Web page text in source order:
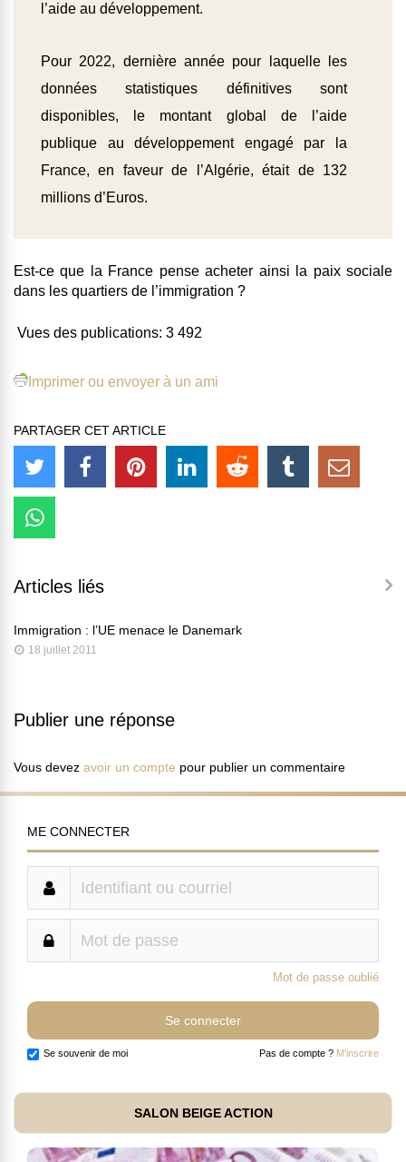
l’aide au développement.
Pour 2022, dernière année pour laquelle les
données statistiques définitives sont
disponibles, le montant global de l’aide
publique au développement engagé par la
France, en faveur de l’Algérie, était de 132
millions d’Euros.
Est-ce que la France pense acheter ainsi la paix sociale
dans les quartiers de l’immigration ?
Vues des publications: 3 492
Imprimer ou envoyer à un ami
PARTAGER CET ARTICLE
Articles liés
Immigration : l’UE menace le Danemark
18 juillet 2011
Publier une réponse
Vous devez avoir un compte pour publier un commentaire
ME CONNECTER
Mot de passe oublié
Se souvenir de moi Pas de compte ? M'inscrire
SALON BEIGE ACTION